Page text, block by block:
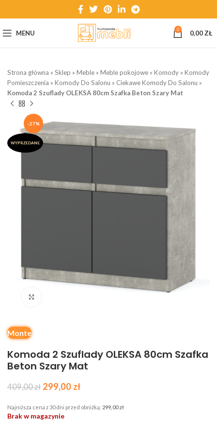
MENU 0 0,00 ZŁ
Strona główna » Sklep » Meble » Meble pokojowe » Komody » Komody
Pomieszczenia » Komody Do Salonu » Ciekawe Komody Do Salonu »
Komoda 2 Szuflady OLEKSA 80cm Szafka Beton Szary Mat
-27%
WYPRZEDANE
Monte
Komoda 2 Szuflady OLEKSA 80cm Szafka
Beton Szary Mat
409,00zł 299,00 zł
Najniższa cena z 30 dni przed obniżką: 299,00zł
Brak w magazynie